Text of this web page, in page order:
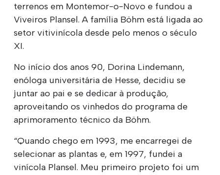
terrenos em Montemor-o-Novo e fundou a
Viveiros Plansel. A família Böhm está ligada ao
setor vitivinícola desde pelo menos o século
XI.
No início dos anos 90, Dorina Lindemann,
enóloga universitária de Hesse, decidiu se
juntar ao pai e se dedicar à produção,
aproveitando os vinhedos do programa de
aprimoramento técnico da Böhm.
“Quando chego em 1993, me encarregei de
selecionar as plantas e, em 1997, fundei a
vinícola Plansel. Meu primeiro projeto foi um